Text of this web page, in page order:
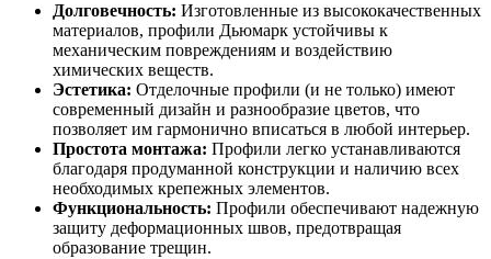
Долговечность: Изготовленные из высококачественных
материалов, профили Дьюмарк устойчивы к
механическим повреждениям и воздействию
химических веществ.
Эстетика: Отделочные профили (и не только) имеют
современный дизайн и разнообразие цветов, что
позволяет им гармонично вписаться в любой интерьер.
Простота монтажа: Профили легко устанавливаются
благодаря продуманной конструкции и наличию всех
необходимых крепежных элементов.
Функциональность: Профили обеспечивают надежную
защиту деформационных швов, предотвращая
образование трещин.